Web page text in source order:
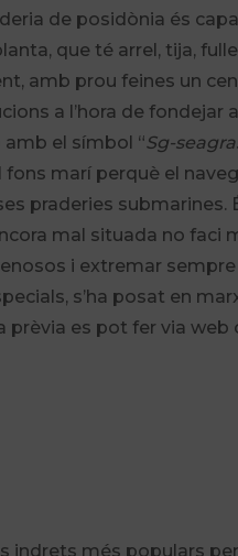
de posidònia és
que té arrel, tija,
amb prou feines un
a l’hora de fondejar
amb el símbol “Sg-
marí perquè el
praderies
mal situada no faci
i extremar
s’ha posat en
prèvia es pot fer via web
indrets més populars